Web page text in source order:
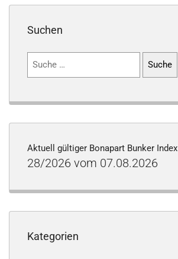
Suchen
Suchen
Aktuell gültiger Bonapart Bunker Index
28/2026 vom 07.08.2026
Kategorien